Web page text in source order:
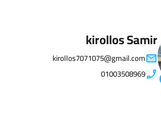
kirollos Samir
kirollos7071075@gmail.com
01003508969